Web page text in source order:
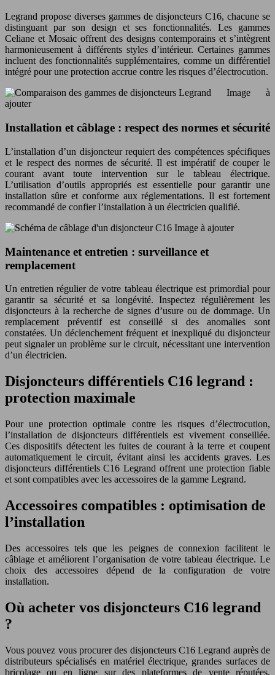
Legrand propose diverses gammes de disjoncteurs C16, chacune se
distinguant par son design et ses fonctionnalités. Les gammes
Celiane et Mosaic offrent des designs contemporains et s’intègrent
harmonieusement à différents styles d’intérieur. Certaines gammes
incluent des fonctionnalités supplémentaires, comme un différentiel
intégré pour une protection accrue contre les risques d’électrocution.
Image à
ajouter
Installation et câblage : respect des normes et sécurité
L’installation d’un disjoncteur requiert des compétences spécifiques
et le respect des normes de sécurité. Il est impératif de couper le
courant avant toute intervention sur le tableau électrique.
L’utilisation d’outils appropriés est essentielle pour garantir une
installation sûre et conforme aux réglementations. Il est fortement
recommandé de confier l’installation à un électricien qualifié.
Image à ajouter
Maintenance et entretien : surveillance et
remplacement
Un entretien régulier de votre tableau électrique est primordial pour
garantir sa sécurité et sa longévité. Inspectez régulièrement les
disjoncteurs à la recherche de signes d’usure ou de dommage. Un
remplacement préventif est conseillé si des anomalies sont
constatées. Un déclenchement fréquent et inexpliqué du disjoncteur
peut signaler un problème sur le circuit, nécessitant une intervention
d’un électricien.
Disjoncteurs différentiels C16 legrand :
protection maximale
Pour une protection optimale contre les risques d’électrocution,
l’installation de disjoncteurs différentiels est vivement conseillée.
Ces dispositifs détectent les fuites de courant à la terre et coupent
automatiquement le circuit, évitant ainsi les accidents graves. Les
disjoncteurs différentiels C16 Legrand offrent une protection fiable
et sont compatibles avec les accessoires de la gamme Legrand.
Accessoires compatibles : optimisation de
l’installation
Des accessoires tels que les peignes de connexion facilitent le
câblage et améliorent l’organisation de votre tableau électrique. Le
choix des accessoires dépend de la configuration de votre
installation.
Où acheter vos disjoncteurs C16 legrand
?
Vous pouvez vous procurer des disjoncteurs C16 Legrand auprès de
distributeurs spécialisés en matériel électrique, grandes surfaces de
bricolage ou en ligne sur des plateformes de vente réputées.